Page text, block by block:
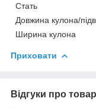
Стать
Довжина кулона/
Ширина кулона
Приховати
Відгуки про товар